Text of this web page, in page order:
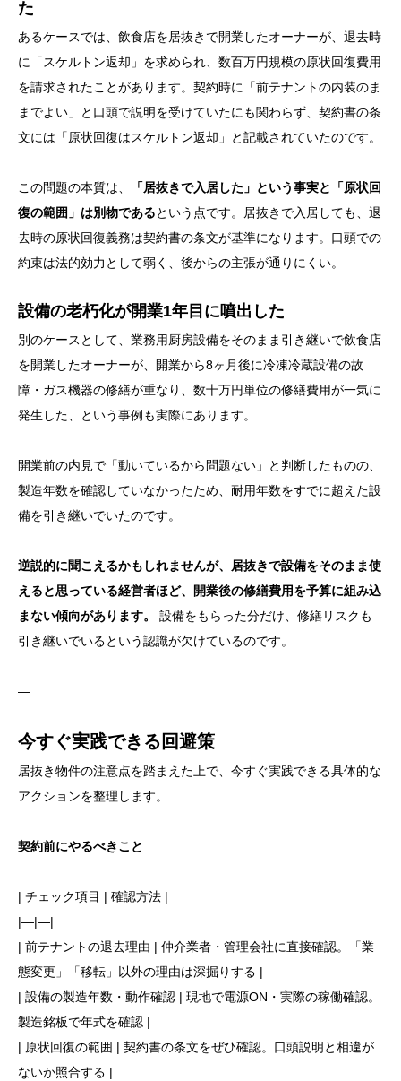
た
あるケースでは、飲食店を居抜きで開業したオーナーが、退去時
に「スケルトン返却」を求められ、数百万円規模の原状回復費用
を請求されたことがあります。契約時に「前テナントの内装のま
までよい」と口頭で説明を受けていたにも関わらず、契約書の条
文には「原状回復はスケルトン返却」と記載されていたのです。
この問題の本質は、
「居抜きで入居した」という事実と「原状回
復の範囲」は別物であるという点です。居抜きで入居しても、退
去時の原状回復義務は契約書の条文が基準になります。口頭での
約束は法的効力として弱く、後からの主張が通りにくい。
設備の老朽化が開業1年目に噴出した
別のケースとして、業務用厨房設備をそのまま引き継いで飲食店
を開業したオーナーが、開業から8ヶ月後に冷凍冷蔵設備の故
障・ガス機器の修繕が重なり、数十万円単位の修繕費用が一気に
発生した、という事例も実際にあります。
開業前の内見で「動いているから問題ない」と判断したものの、
製造年数を確認していなかったため、耐用年数をすでに超えた設
備を引き継いでいたのです。
逆説的に聞こえるかもしれませんが、居抜きで設備をそのまま使
えると思っている経営者ほど、開業後の修繕費用を予算に組み込
まない傾向があります。
設備をもらった分だけ、修繕リスクも
引き継いでいるという認識が欠けているのです。
—
今すぐ実践できる回避策
居抜き物件の注意点を踏まえた上で、今すぐ実践できる具体的な
アクションを整理します。
契約前にやるべきこと
| チェック項目 | 確認方法 |
|—|—|
| 前テナントの退去理由 | 仲介業者・管理会社に直接確認。「業
態変更」「移転」以外の理由は深掘りする |
| 設備の製造年数・動作確認 | 現地で電源ON・実際の稼働確認。
製造銘板で年式を確認 |
| 原状回復の範囲 | 契約書の条文をぜひ確認。口頭説明と相違が
ないか照合する |